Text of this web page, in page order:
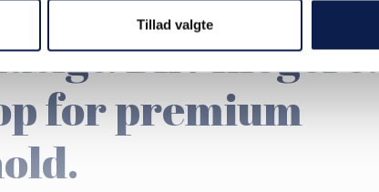
Tillad valgte
Bliv klogere.
for premium